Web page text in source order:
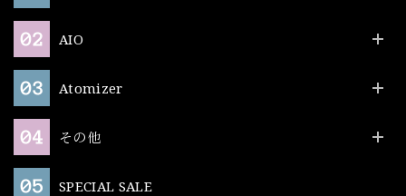
AIO
Atomizer
その他
SPECIAL SALE